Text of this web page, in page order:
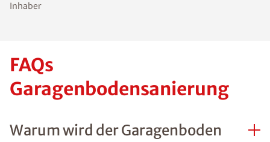
Inhaber
FAQs
Garagenbodensanierung
Warum wird der Garagenboden